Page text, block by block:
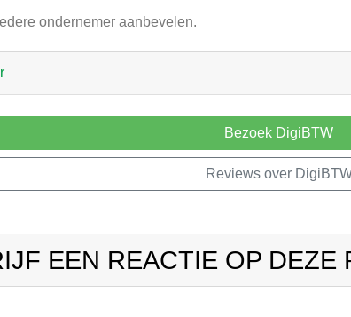
ondernemer aanbevelen.
Bezoek DigiBTW
Reviews over
EEN REACTIE OP DEZE